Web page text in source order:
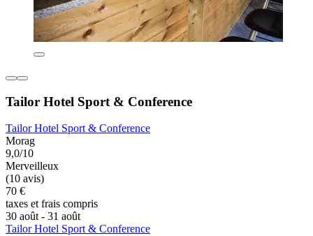
Tailor Hotel Sport & Conference
Tailor Hotel Sport & Conference
Morag
9,0/10
Merveilleux
(10 avis)
70 €
taxes et frais compris
30 août - 31 août
Tailor Hotel Sport & Conference